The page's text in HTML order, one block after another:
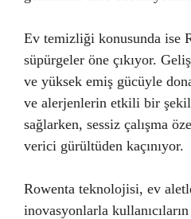
Ev temizliği konusunda ise
süpürgeler öne çıkıyor.
ve yüksek emiş gücüyle
ve alerjenlerin etkili bir
sağlarken, sessiz çalışma
verici gürültüden kaçınıyor.
Rowenta teknolojisi, ev
inovasyonlarla kullanıcıların